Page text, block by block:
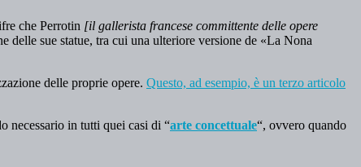
che Perrotin [il gallerista francese committente delle opere
delle sue statue, tra cui una ulteriore versione de «La Nona
delle proprie opere. Questo, ad esempio, è un terzo articolo
necessario in tutti quei casi di “arte concettuale“, ovvero quando